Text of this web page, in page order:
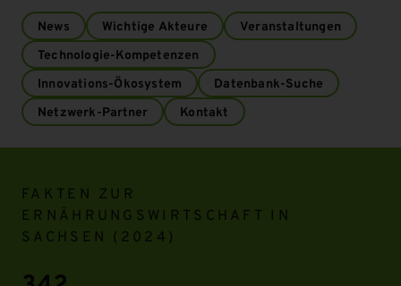
News Wichtige Akteure
Veranstaltungen
Technologie-Kompetenzen
Innovations-Ökosystem
Datenbank-Suche
Netzwerk-Partner
Kontakt
Infomodul
FAKTEN ZUR
ERNÄHRUNGSWIRTSCHAFT IN
SACHSEN (2024)